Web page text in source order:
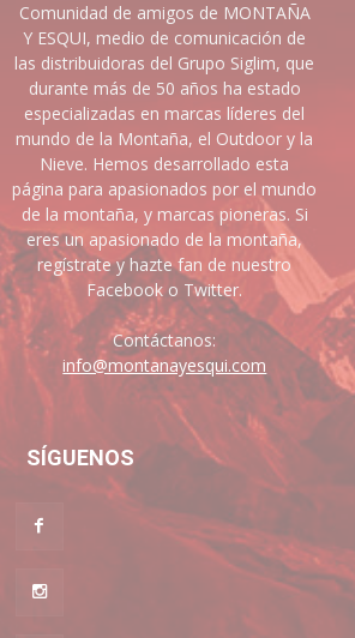
Comunidad de amigos de MONTAÑA
Y ESQUI, medio de comunicación de
las distribuidoras del Grupo Siglim, que
durante más de 50 años ha estado
especializadas en marcas líderes del
mundo de la Montaña, el Outdoor y la
Nieve. Hemos desarrollado esta
página para apasionados por el mundo
de la montaña, y marcas pioneras. Si
eres un apasionado de la montaña,
regístrate y hazte fan de nuestro
Facebook o Twitter.
Contáctanos:
info@montanayesqui.com
SÍGUENOS